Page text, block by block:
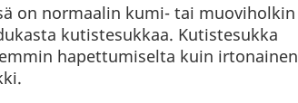
on normaalin kumi- tai muoviholkin
kutistesukkaa. Kutistesukka
hapettumiselta kuin irtonainen